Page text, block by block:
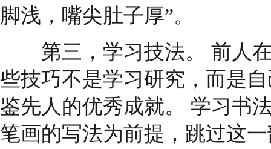
脚浅，嘴尖肚子厚”。
第三，学习技法。 前人在
些技巧不是学习研究，而是
鉴先人的优秀成就。 学习书
笔画的写法为前提，跳过这